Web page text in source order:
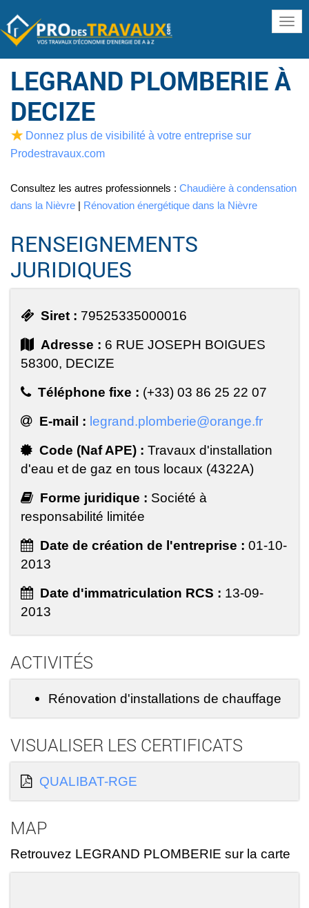
LEGRAND PLOMBERIE À
DECIZE
Donnez plus de visibilité à votre entreprise sur
Prodestravaux.com
Consultez les autres professionnels : Chaudière à condensation
dans la Nièvre | Rénovation énergétique dans la Nièvre
RENSEIGNEMENTS
JURIDIQUES
Siret : 79525335000016
Adresse : 6 RUE JOSEPH BOIGUES
58300, DECIZE
Téléphone fixe : (+33) 03 86 25 22 07
E-mail : legrand.plomberie@orange.fr
Code (Naf APE) : Travaux d'installation
d'eau et de gaz en tous locaux (4322A)
Forme juridique : Société à
responsabilité limitée
Date de création de l'entreprise : 01-10-
2013
Date d'immatriculation RCS : 13-09-
2013
ACTIVITÉS
Rénovation d'installations de chauffage
VISUALISER LES CERTIFICATS
QUALIBAT-RGE
MAP
Retrouvez LEGRAND PLOMBERIE sur la carte